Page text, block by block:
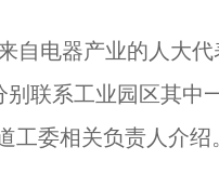
自电器产业的人大代
联系工业园区其中
工委相关负责人介绍